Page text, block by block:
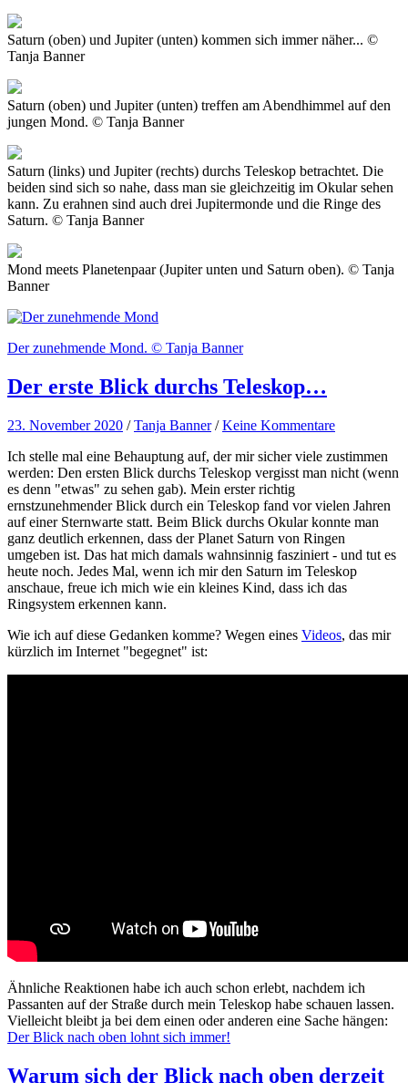
Saturn (oben) und Jupiter (unten) kommen sich immer näher... ©
Tanja Banner
Saturn (oben) und Jupiter (unten) treffen am Abendhimmel auf den
jungen Mond. © Tanja Banner
Saturn (links) und Jupiter (rechts) durchs Teleskop betrachtet. Die
beiden sind sich so nahe, dass man sie gleichzeitig im Okular sehen
kann. Zu erahnen sind auch drei Jupitermonde und die Ringe des
Saturn. © Tanja Banner
Mond meets Planetenpaar (Jupiter unten und Saturn oben). © Tanja
Banner
Der zunehmende Mond. © Tanja Banner
Der erste Blick durchs Teleskop…
23. November 2020 /Tanja Banner /Keine Kommentare
Ich stelle mal eine Behauptung auf, der mir sicher viele zustimmen
werden: Den ersten Blick durchs Teleskop vergisst man nicht (wenn
es denn "etwas" zu sehen gab). Mein erster richtig
ernstzunehmender Blick durch ein Teleskop fand vor vielen Jahren
auf einer Sternwarte statt. Beim Blick durchs Okular konnte man
ganz deutlich erkennen, dass der Planet Saturn von Ringen
umgeben ist. Das hat mich damals wahnsinnig fasziniert - und tut es
heute noch. Jedes Mal, wenn ich mir den Saturn im Teleskop
anschaue, freue ich mich wie ein kleines Kind, dass ich das
Ringsystem erkennen kann.
Wie ich auf diese Gedanken komme? Wegen eines Videos, das mir
kürzlich im Internet "begegnet" ist:
Ähnliche Reaktionen habe ich auch schon erlebt, nachdem ich
Passanten auf der Straße durch mein Teleskop habe schauen lassen.
Vielleicht bleibt ja bei dem einen oder anderen eine Sache hängen:
Der Blick nach oben lohnt sich immer!
Warum sich der Blick nach oben derzeit